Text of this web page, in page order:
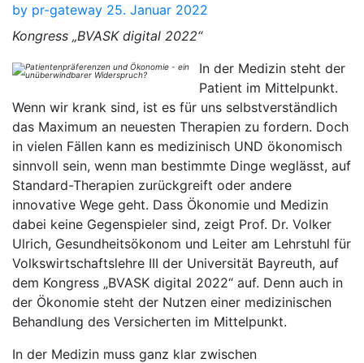
by pr-gateway 25. Januar 2022
Kongress „BVASK digital 2022“
In der Medizin steht der
Patient im Mittelpunkt.
Wenn wir krank sind, ist es für uns selbstverständlich
das Maximum an neuesten Therapien zu fordern. Doch
in vielen Fällen kann es medizinisch UND ökonomisch
sinnvoll sein, wenn man bestimmte Dinge weglässt, auf
Standard-Therapien zurückgreift oder andere
innovative Wege geht. Dass Ökonomie und Medizin
dabei keine Gegenspieler sind, zeigt Prof. Dr. Volker
Ulrich, Gesundheitsökonom und Leiter am Lehrstuhl für
Volkswirtschaftslehre III der Universität Bayreuth, auf
dem Kongress „BVASK digital 2022“ auf. Denn auch in
der Ökonomie steht der Nutzen einer medizinischen
Behandlung des Versicherten im Mittelpunkt.
In der Medizin muss ganz klar zwischen